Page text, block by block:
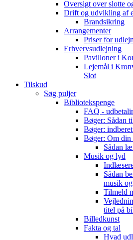
Oversigt over slotte
Drift og udvikling af
Brandsikring
Arrangementer
Priser for
Erhvervsudlejning
Pavilloner i
Lejemål i
Slot
Tilskud
Søg puljer
Bibliotekspenge
FAQ -
Bøger: Sådan
Bøger:
Bøger: Om din
Sådan
Musik og lyd
Sådan
musik
Tilmeld
titel på
Billedkunst
Fakta og tal
Hvad